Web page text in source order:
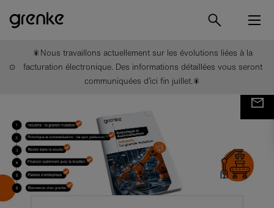
🎇Nous travaillons actuellement sur les évolutions liées à la
facturation électronique. Des informations détaillées vous seront
communiquées d’ici fin juillet.🎇